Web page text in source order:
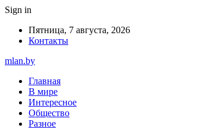
Sign in
Пятница, 7 августа, 2026
Контакты
mlan.by
Главная
В мире
Интересное
Общество
Разное